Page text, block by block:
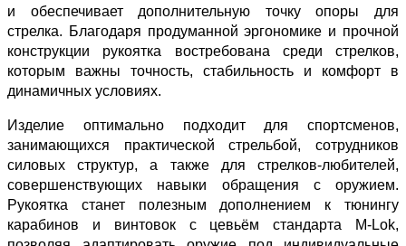
и обеспечивает дополнительную точку опоры для
стрелка. Благодаря продуманной эргономике и прочной
конструкции рукоятка востребована среди стрелков,
которым важны точность, стабильность и комфорт в
динамичных условиях.
Изделие оптимально подходит для спортсменов,
занимающихся практической стрельбой, сотрудников
силовых структур, а также для стрелков-любителей,
совершенствующих навыки обращения с оружием.
Рукоятка станет полезным дополнением к тюнингу
карабинов и винтовок с цевьём стандарта M-Lok,